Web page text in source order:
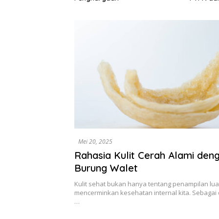
Mei 20, 2025
Rahasia Kulit Cerah Alami
Burung Walet
Kulit sehat bukan hanya tentang penampilan
mencerminkan kesehatan internal kita.
…